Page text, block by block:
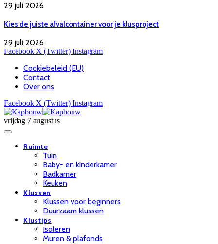
29 juli 2026
Kies de juiste afvalcontainer voor je klusproject
29 juli 2026
Facebook X (Twitter) Instagram
Cookiebeleid (EU)
Contact
Over ons
Facebook X (Twitter) Instagram
vrijdag 7 augustus
Ruimte
Tuin
Baby- en kinderkamer
Badkamer
Keuken
Klussen
Klussen voor beginners
Duurzaam klussen
Klustips
Isoleren
Muren & plafonds